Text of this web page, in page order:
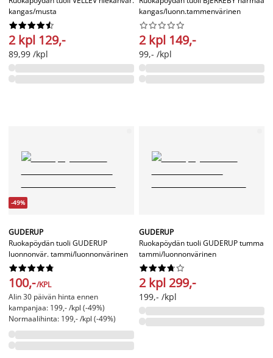
kangas/musta






2 kpl 129,-
89,99 /kpl
kangas/luonn.tammenvärinen






2 kpl 149,-
99,- /kpl
-49%
GUDERUP
Ruokapöydän tuoli GUDERUP
luonnonvär. tammi/luonnonvärinen






100,-/KPL
Alin 30 päivän hinta ennen
kampanjaa: 199,- /kpl (-49%)
Normaalihinta: 199,- /kpl (-49%)
GUDERUP
Ruokapöydän tuoli GUDERUP tumma
tammi/luonnonvärinen






2 kpl 299,-
199,- /kpl